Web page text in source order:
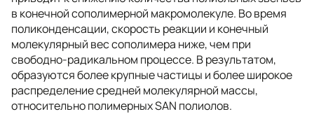
в конечной сополимерной макромолекуле. Во время
поликонденсации, скорость реакции и конечный
молекулярный вес сополимера ниже, чем при
свободно-радикальном процессе. В результатом,
образуются более крупные частицы и более широкое
распределение средней молекулярной массы,
относительно полимерных SAN полиолов.